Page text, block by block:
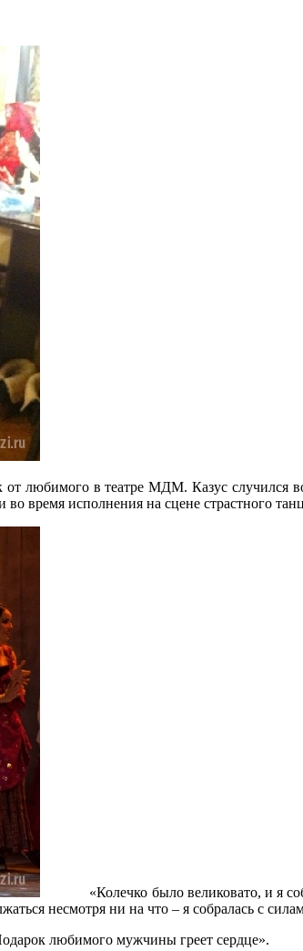
от любимого в театре МДМ. Казус случился
время исполнения на сцене страстного
«Колечко было великовато, и я
несмотря ни на что – я собралась с
любимого мужчины греет сердце».